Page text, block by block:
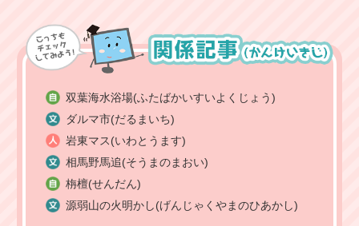
双葉海水浴場(ふたばかいすいよくじょう)
ダルマ市(だるまいち)
岩東マス(いわとうます)
相馬野馬追(そうまのまおい)
栴檀(せんだん)
源弱山の火明かし(げんじゃくやまのひあかし)